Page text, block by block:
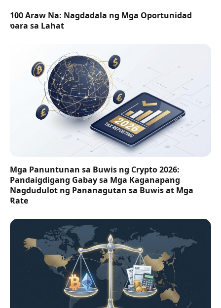
100 Araw Na: Nagdadala ng Mga Oportunidad
para sa Lahat
Mga Panuntunan sa Buwis ng Crypto 2026:
Pandaigdigang Gabay sa Mga Kaganapang
Nagdudulot ng Pananagutan sa Buwis at Mga
Rate